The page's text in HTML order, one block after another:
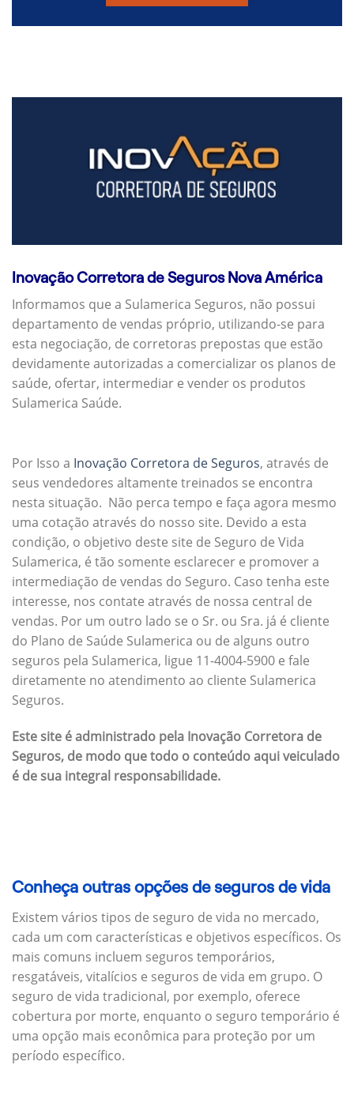
Inovação Corretora de Seguros Nova América
Informamos que a Sulamerica Seguros, não possui
departamento de vendas próprio, utilizando-se para
esta negociação, de corretoras prepostas que estão
devidamente autorizadas a comercializar os planos de
saúde, ofertar, intermediar e vender os produtos
Sulamerica Saúde.
Por Isso a Inovação Corretora de Seguros, através de
seus vendedores altamente treinados se encontra
nesta situação. Não perca tempo e faça agora mesmo
uma cotação através do nosso site. Devido a esta
condição, o objetivo deste site de Seguro de Vida
Sulamerica, é tão somente esclarecer e promover a
intermediação de vendas do Seguro. Caso tenha este
interesse, nos contate através de nossa central de
vendas. Por um outro lado se o Sr. ou Sra. já é cliente
do Plano de Saúde Sulamerica ou de alguns outro
seguros pela Sulamerica, ligue 11-4004-5900 e fale
diretamente no atendimento ao cliente Sulamerica
Seguros.
Este site é administrado pela Inovação Corretora de
Seguros, de modo que todo o conteúdo aqui veiculado
é de sua integral responsabilidade.
Conheça outras opções de seguros de vida
Existem vários tipos de seguro de vida no mercado,
cada um com características e objetivos específicos. Os
mais comuns incluem seguros temporários,
resgatáveis, vitalícios e seguros de vida em grupo. O
seguro de vida tradicional, por exemplo, oferece
cobertura por morte, enquanto o seguro temporário é
uma opção mais econômica para proteção por um
período específico.